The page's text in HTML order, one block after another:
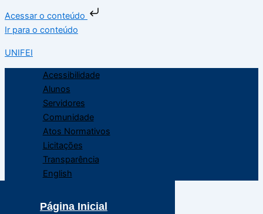
Acessar o conteúdo
Ir para o conteúdo
UNIFEI
Acessibilidade
Alunos
Servidores
Comunidade
Atos Normativos
Licitações
Transparência
English
Página Inicial